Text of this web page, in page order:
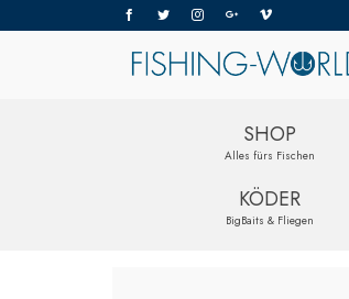
SHOP
Alles fürs Fischen
KÖDER
BigBaits & Fliegen